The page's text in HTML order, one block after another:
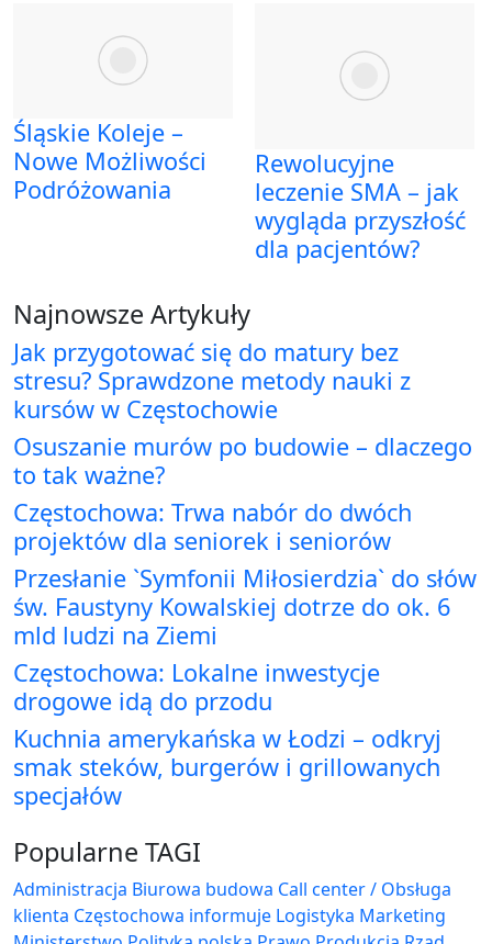
Śląskie Koleje –
Nowe Możliwości
Podróżowania
Rewolucyjne
leczenie SMA – jak
wygląda przyszłość
dla pacjentów?
Najnowsze Artykuły
Jak przygotować się do matury bez
stresu? Sprawdzone metody nauki z
kursów w Częstochowie
Osuszanie murów po budowie – dlaczego
to tak ważne?
Częstochowa: Trwa nabór do dwóch
projektów dla seniorek i seniorów
Przesłanie `Symfonii Miłosierdzia` do słów
św. Faustyny Kowalskiej dotrze do ok. 6
mld ludzi na Ziemi
Częstochowa: Lokalne inwestycje
drogowe idą do przodu
Kuchnia amerykańska w Łodzi – odkryj
smak steków, burgerów i grillowanych
specjałów
Popularne TAGI
Administracja Biurowa budowa Call center / Obsługa
klienta Częstochowa informuje Logistyka Marketing